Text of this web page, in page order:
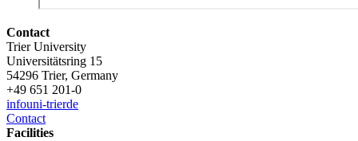
Contact
Trier University
Universitätsring 15
54296 Trier, Germany
+49 651 201-0
infouni-trierde
Contact
Facilities